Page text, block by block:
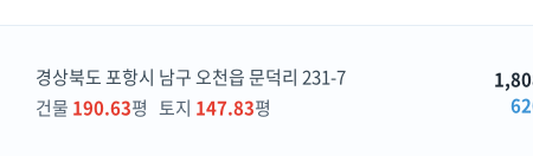
경상북도 포항시 남구 오천읍 문덕리 231-7
건물 190.63평 토지 147.83평